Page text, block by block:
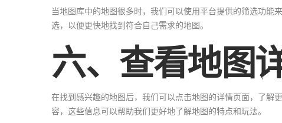
当地图库中的地图很多时，我们可以使用平台提供的筛选功能
选，以便更快地找到符合自己需求的地图。
六、查看地图
在找到感兴趣的地图后，我们可以点击地图的详情页面，了解
容，这些信息可以帮助我们更好地了解地图的特点和玩法。